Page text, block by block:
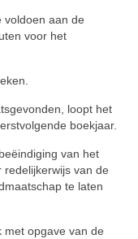
aan de
voor het
loopt het
boekjaar.
van het
van de
te laten
met opgave van de